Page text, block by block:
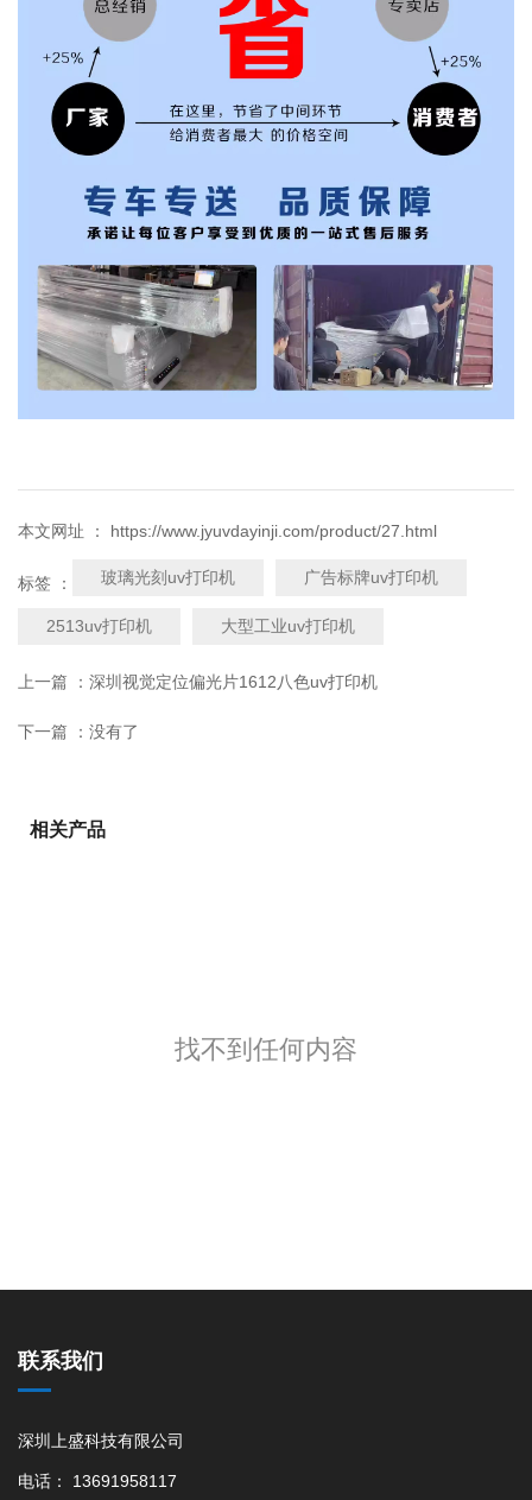
本文网址 ： https://www.jyuvdayinji.com/product/27.html
标签 ： 玻璃光刻uv打印机 广告标牌uv打印机
2513uv打印机 大型工业uv打印机
上一篇 ： 深圳视觉定位偏光片1612八色uv打印机
下一篇 ： 没有了
相关产品
找不到任何内容
联系我们
深圳上盛科技有限公司
电话： 13691958117